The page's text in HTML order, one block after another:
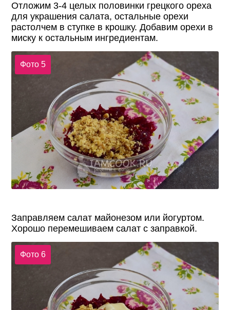
Отложим 3-4 целых половинки грецкого ореха
для украшения салата, остальные орехи
растолчем в ступке в крошку. Добавим орехи в
миску к остальным ингредиентам.
Фото 5
Заправляем салат майонезом или йогуртом.
Хорошо перемешиваем салат с заправкой.
Фото 6